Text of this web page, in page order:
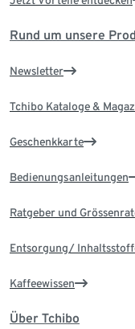
Rund um unsere
Newsletter
Tchibo Kataloge &
Geschenkkarte
Bedienungsanleitungen
Ratgeber und
Entsorgung/
Kaffeewissen
Über Tchibo